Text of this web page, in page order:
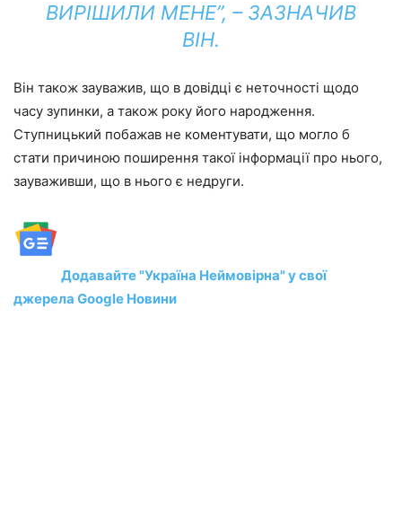
ВИРІШИЛИ МЕНЕ”, – ЗАЗНАЧИВ
ВІН.
Він також зауважив, що в довідці є неточності щодо
часу зупинки, а також року його народження.
Ступницький побажав не коментувати, що могло б
стати причиною поширення такої інформації про нього,
зауваживши, що в нього є недруги.
Додавайте "Україна Неймовірна" у свої
джерела Google Новини